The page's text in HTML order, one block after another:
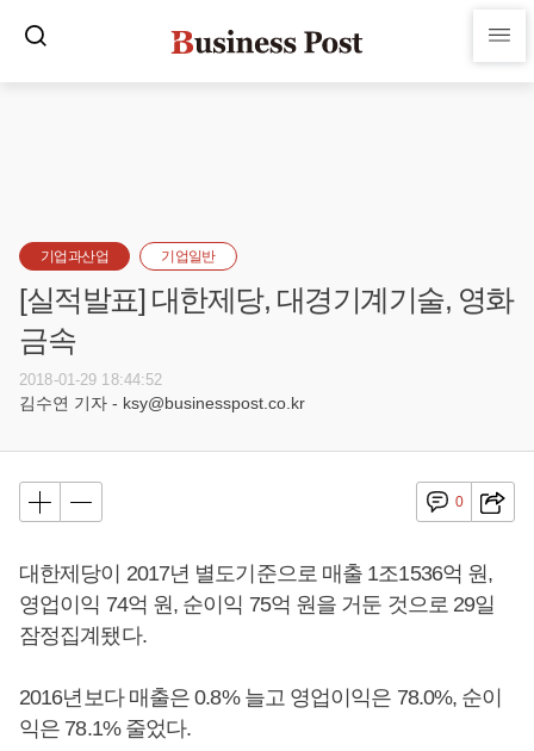
기업과산업 기업일반
[실적발표] 대한제당, 대경기계기술, 영화
금속
2018-01-29 18:44:52
김수연 기자 - ksy@businesspost.co.kr
0
대한제당이 2017년 별도기준으로 매출 1조1536억 원,
영업이익 74억 원, 순이익 75억 원을 거둔 것으로 29일
잠정집계됐다.
2016년보다 매출은 0.8% 늘고 영업이익은 78.0%, 순이
익은 78.1% 줄었다.